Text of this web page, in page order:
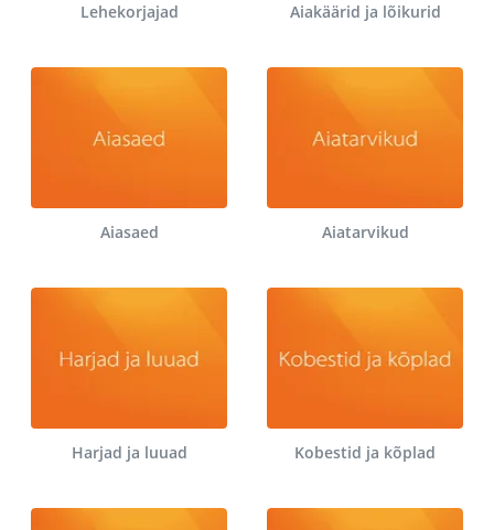
Lehekorjajad Aiakäärid ja lõikurid
Aiasaed Aiatarvikud
Harjad ja luuad Kobestid ja kõplad